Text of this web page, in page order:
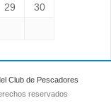
29
30
Club de Pescadores
reservados